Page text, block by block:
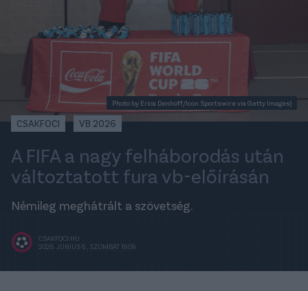
Photo by Erica Denhoff/Icon Sportswire via Getty Images)
CSAKFOCI VB 2026
A FIFA a nagy felháborodás után
változtatott fura vb-előírásán
Némileg meghátrált a szövetség.
CSAKFOCI.HU
2026. JÚNIUS 6., SZOMBAT 19:09